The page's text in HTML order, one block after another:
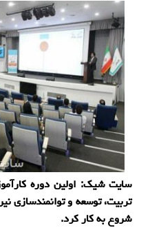
سایت شیک: اولین دوره
تربیت، توسعه و توانمندسازی
شروع به کار کرد.